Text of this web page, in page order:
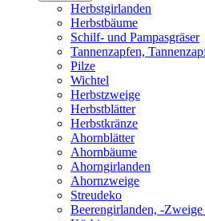
Herbstgirlanden
Herbstbäume
Schilf- und Pampasgräser
Tannenzapfen,
Pilze
Wichtel
Herbstzweige
Herbstblätter
Herbstkränze
Ahornblätter
Ahornbäume
Ahorngirlanden
Ahornzweige
Streudeko
Beerengirlanden, -